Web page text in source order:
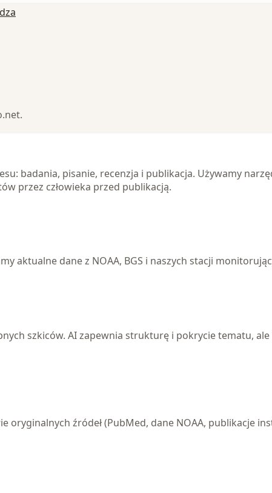
badania, pisanie, recenzja i publikacja. Używamy
przez człowieka przed publikacją.
aktualne dane z NOAA, BGS i naszych stacji
szkiców. AI zapewnia strukturę i pokrycie tematu,
oryginalnych źródeł (PubMed, dane NOAA, publikacje